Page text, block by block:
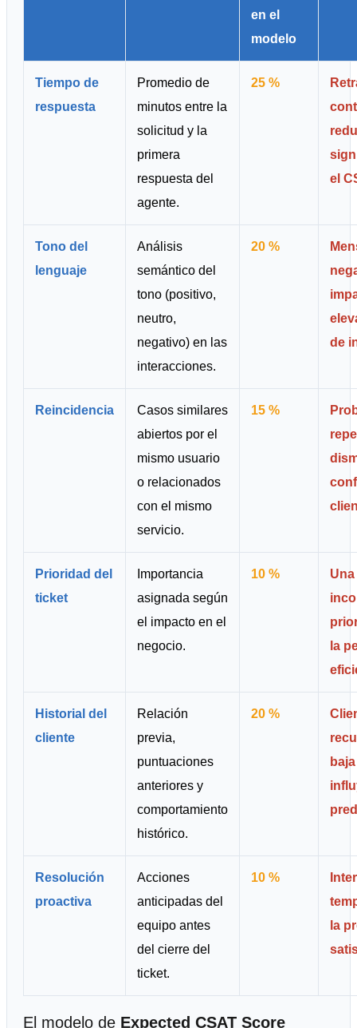
en el
modelo
Tiempo de
respuesta
Promedio de
minutos entre la
solicitud y la
primera
respuesta del
agente.
25 %
el
Tono del
lenguaje
Análisis
semántico del
tono (positivo,
neutro,
negativo) en las
interacciones.
20 %
de
Reincidencia
Casos similares
abiertos por el
mismo usuario
o relacionados
con el mismo
servicio.
15 %
Prioridad del
ticket
Importancia
asignada según
el impacto en el
negocio.
10 %
la
Historial del
cliente
Relación
previa,
puntuaciones
anteriores y
comportamiento
histórico.
20 %
Resolución
proactiva
Acciones
anticipadas del
equipo antes
del cierre del
ticket.
10 %
la
El modelo de Expected CSAT Score